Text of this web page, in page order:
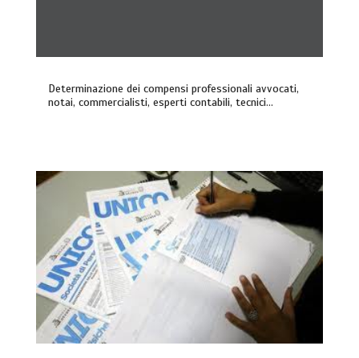
Determinazione dei compensi professionali avvocati,
notai, commercialisti, esperti contabili, tecnici…